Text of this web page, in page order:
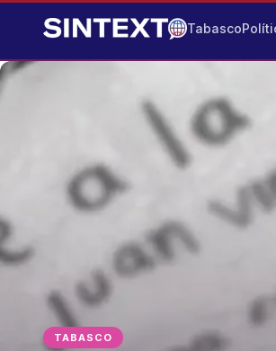
Tabasco
TABASCO